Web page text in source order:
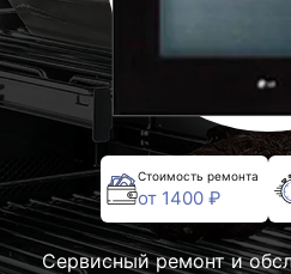
Стоимость ремонта
от 1400 ₽
Сервисный ремонт и